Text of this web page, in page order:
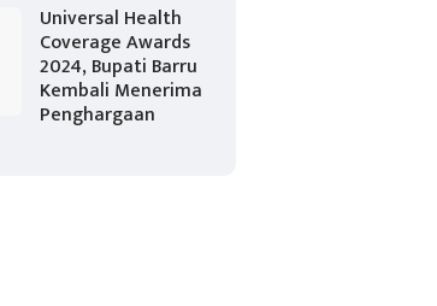
Universal Health
Coverage Awards
2024, Bupati Barru
Kembali Menerima
Penghargaan